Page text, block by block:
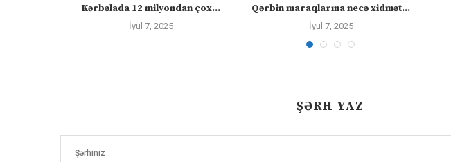
Kərbəlada 12 milyondan çox...
İyul 7, 2025
Qərbin maraqlarına necə xidmət...
İyul 7, 2025
ŞƏRH YAZ